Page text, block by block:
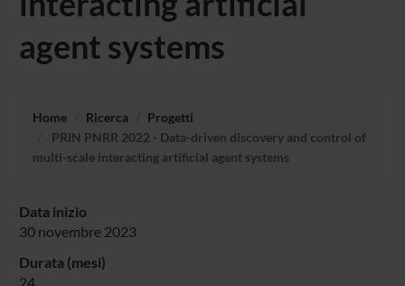
agent systems
Home Ricerca
Progetti
PRIN PNRR 2022 - Data-driven discovery and control of
multi-scale interacting artificial agent systems
Data inizio
30 novembre 2023
Durata (mesi)
24